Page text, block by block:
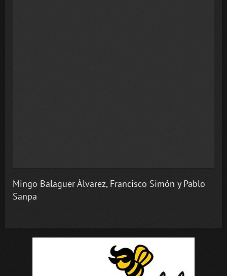
Mingo Balaguer Álvarez, Francisco Simón y Pablo
Sanpa